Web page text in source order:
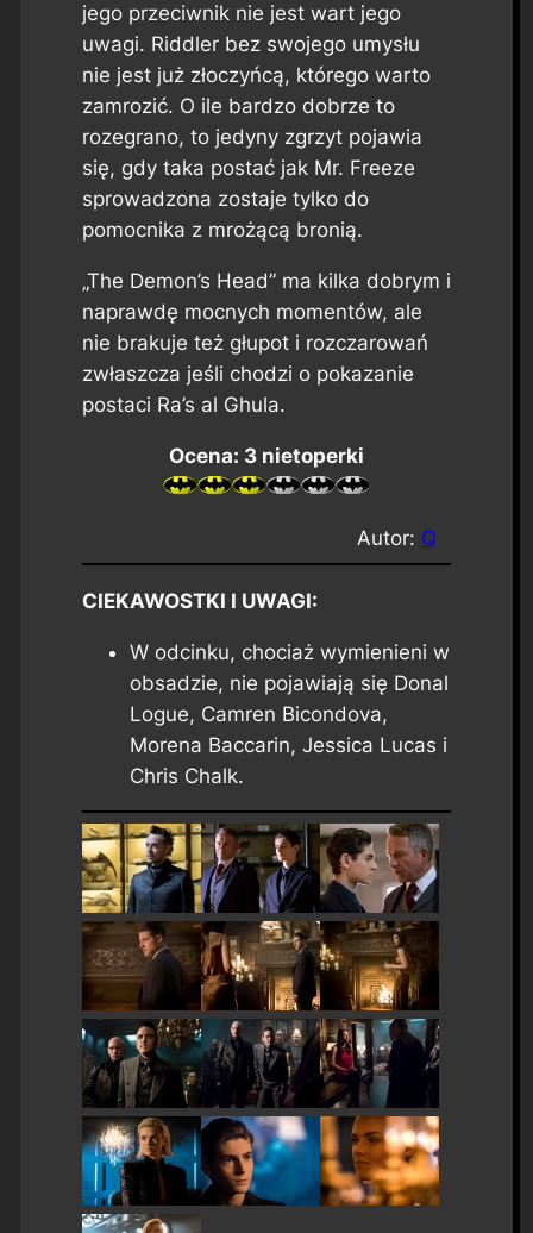
jego przeciwnik nie jest wart jego
uwagi. Riddler bez swojego umysłu
nie jest już złoczyńcą, którego warto
zamrozić. O ile bardzo dobrze to
rozegrano, to jedyny zgrzyt pojawia
się, gdy taka postać jak Mr. Freeze
sprowadzona zostaje tylko do
pomocnika z mrożącą bronią.
„The Demon’s Head” ma kilka dobrym i
naprawdę mocnych momentów, ale
nie brakuje też głupot i rozczarowań
zwłaszcza jeśli chodzi o pokazanie
postaci Ra’s al Ghula.
Ocena: 3 nietoperki
Autor: Q
CIEKAWOSTKI I UWAGI:
W odcinku, chociaż wymienieni w
obsadzie, nie pojawiają się Donal
Logue, Camren Bicondova,
Morena Baccarin, Jessica Lucas i
Chris Chalk.